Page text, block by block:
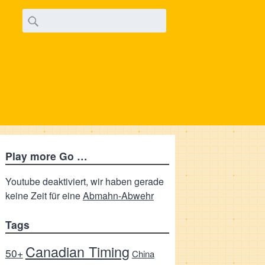
Play more Go …
Youtube deaktiviert, wir haben gerade
keine Zeit für eineAbmahn-Abwehr
Tags
50+ Canadian Timing China